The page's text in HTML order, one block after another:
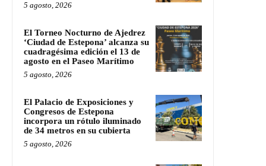
5 agosto, 2026
El Torneo Nocturno de Ajedrez
‘Ciudad de Estepona’ alcanza su
cuadragésima edición el 13 de
agosto en el Paseo Marítimo
5 agosto, 2026
El Palacio de Exposiciones y
Congresos de Estepona
incorpora un rótulo iluminado
de 34 metros en su cubierta
5 agosto, 2026